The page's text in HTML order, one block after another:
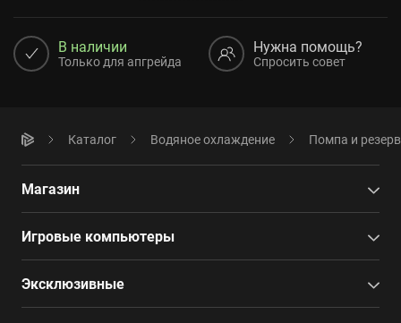
В наличии
Только для апгрейда
Нужна помощь?
Спросить совет
Каталог Водяное охлаждение Помпа и
Магазин
Игровые компьютеры
Эксклюзивные